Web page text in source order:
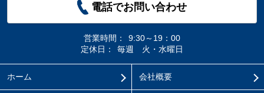
電話でお問い合わせ
営業時間：
9:30～19：00
定休日：
毎週 火・水曜日
ホーム 会社概要